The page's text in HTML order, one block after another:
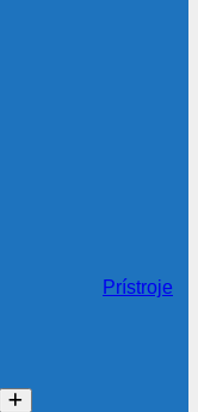
Prístroje